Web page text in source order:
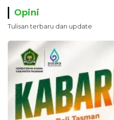
Opini
Tulisan terbaru dan update